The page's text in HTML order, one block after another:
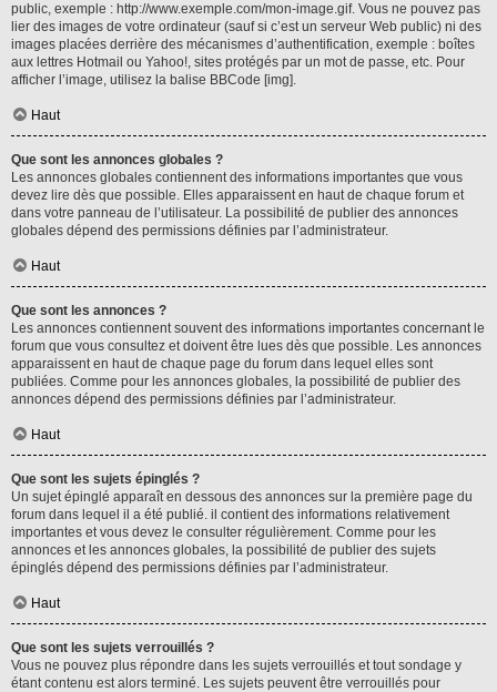
public, exemple : http://www.exemple.com/mon-image.gif. Vous ne pouvez pas
lier des images de votre ordinateur (sauf si c’est un serveur Web public) ni des
images placées derrière des mécanismes d’authentification, exemple : boîtes
aux lettres Hotmail ou Yahoo!, sites protégés par un mot de passe, etc. Pour
afficher l’image, utilisez la balise BBCode [img].
Haut
Que sont les annonces globales ?
Les annonces globales contiennent des informations importantes que vous
devez lire dès que possible. Elles apparaissent en haut de chaque forum et
dans votre panneau de l’utilisateur. La possibilité de publier des annonces
globales dépend des permissions définies par l’administrateur.
Haut
Que sont les annonces ?
Les annonces contiennent souvent des informations importantes concernant le
forum que vous consultez et doivent être lues dès que possible. Les annonces
apparaissent en haut de chaque page du forum dans lequel elles sont
publiées. Comme pour les annonces globales, la possibilité de publier des
annonces dépend des permissions définies par l’administrateur.
Haut
Que sont les sujets épinglés ?
Un sujet épinglé apparaît en dessous des annonces sur la première page du
forum dans lequel il a été publié. il contient des informations relativement
importantes et vous devez le consulter régulièrement. Comme pour les
annonces et les annonces globales, la possibilité de publier des sujets
épinglés dépend des permissions définies par l’administrateur.
Haut
Que sont les sujets verrouillés ?
Vous ne pouvez plus répondre dans les sujets verrouillés et tout sondage y
étant contenu est alors terminé. Les sujets peuvent être verrouillés pour